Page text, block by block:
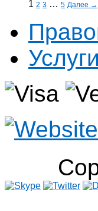
1 2 3 … 5 Далее →